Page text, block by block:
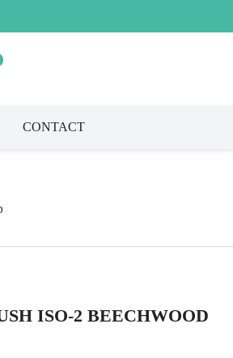
CONTACT
ISO-2 BEECHWOOD